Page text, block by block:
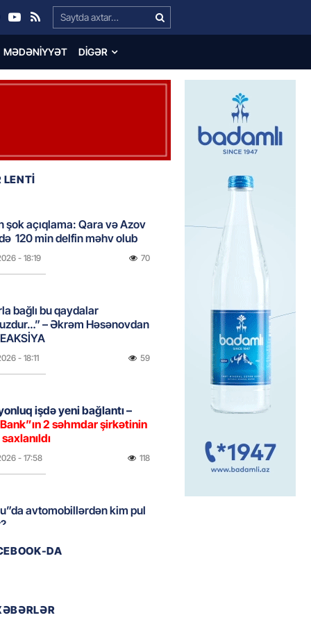
Search…
MƏDƏNIYYƏT DIGƏR
şok açıqlama: Qara və Azov
120 min delfin məhv olub
- 18:19 70
bağlı bu qaydalar
– Əkrəm Həsənovdan
- 18:11 59
işdə yeni bağlantı –
2 səhmdar şirkətinin
- 17:58 118
avtomobillərdən kim pul
REPORTAJ
DA